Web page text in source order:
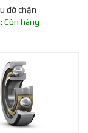
đỡ chặn
Còn hàng